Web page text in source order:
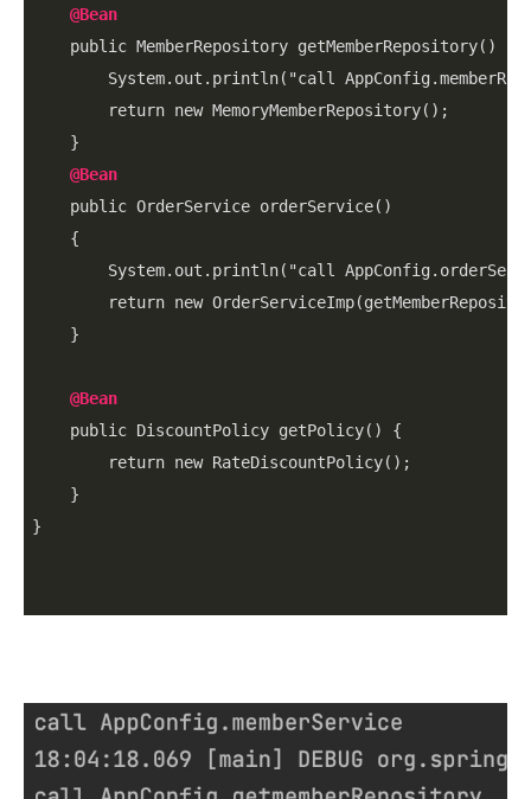
@Bean
    public MemberRepository getMemberRepository() {
        System
.out .println("call AppConfig
        return new MemoryMemberRepository();
    }
@Bean
    public OrderService orderService()
    {
        System
.out .println("call AppConfig
return new
    }
@Bean
    public DiscountPolicy getPolicy() {
        return new RateDiscountPolicy();
    }
}